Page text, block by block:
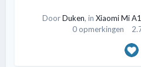
DoorDuken, in Xiaomi Mi
0 opmerkingen